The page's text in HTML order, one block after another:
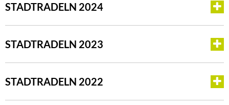
STADTRADELN 2024
STADTRADELN 2023
STADTRADELN 2022